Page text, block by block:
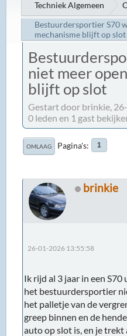
Techniek Algemeen
Bestuurdersportier S70
mechanisme blijft op slot
niet meer
blijft op slot
Gestart door brinkie,
0 leden en 1 gast
OMLAAG Pagina's 1
brinkie
26-01-2026 13:55:58
Ik rijd al 3 jaar in een
het bestuurdersportier
het palletje van de
greep binnen en de
auto op slot is, en je trekt